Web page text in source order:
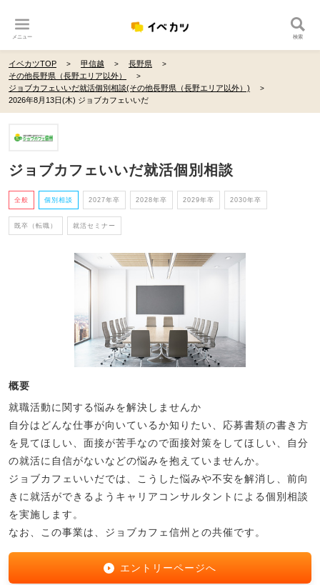
メニュー 検索
イベカツTOP 甲信越
長野県
その他長野県（長野エリア以外）
ジョブカフェいいだ就活個別相談(その他長野県（長野エリア以外）)
2026年8月13日(木) ジョブカフェいいだ
ジョブカフェいいだ就活個別相談
全般 個別相談 2027年卒 2028年卒 2029年卒 2030年卒
既卒（転職） 就活セミナー
概要
就職活動に関する悩みを解決しませんか
自分はどんな仕事が向いているか知りたい、応募書類の書き方
を見てほしい、面接が苦手なので面接対策をしてほしい、自分
の就活に自信がないなどの悩みを抱えていませんか。
ジョブカフェいいだでは、こうした悩みや不安を解消し、前向
きに就活ができるようキャリアコンサルタントによる個別相談
を実施します。
なお、この事業は、ジョブカフェ信州との共催です。
エントリーページへ